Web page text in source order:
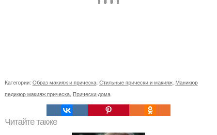
Категории: Образ макияж и прическа Стильные прически и макияж Маникюр
педикюр макияж прическа Прически дома
Читайте также